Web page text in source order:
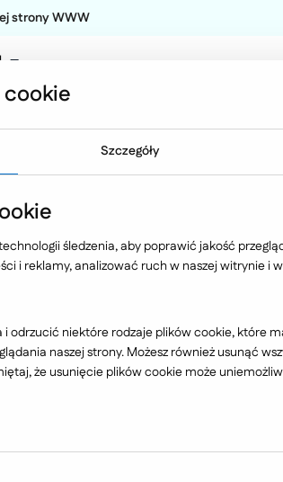
strony WWW
Szczegóły
śledzenia, aby poprawić jakość
i reklamy, analizować ruch w naszej witrynie i
i odrzucić niektóre rodzaje plików cookie, które
naszej strony. Możesz również usunąć
że usunięcie plików cookie może